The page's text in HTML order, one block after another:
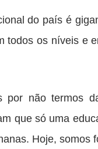
do país é
todos os níveis e
por não termos
que só uma
Hoje, somos